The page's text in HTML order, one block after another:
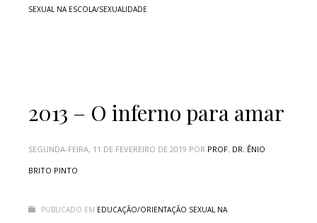
SEXUAL NA ESCOLA/SEXUALIDADE
2013 – O inferno para amar
SEGUNDA-FEIRA, 11 DE FEVEREIRO DE 2019 POR PROF. DR. ÊNIO
BRITO PINTO
PUBLICADO EM EDUCAÇÃO/ORIENTAÇÃO SEXUAL NA